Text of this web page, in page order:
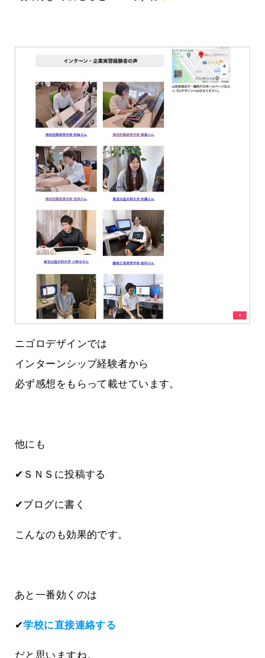
ニゴロデザインでは
インターンシップ経験者から
必ず感想をもらって載せています。
他にも
✔ＳＮＳに投稿する
✔ブログに書く
こんなのも効果的です。
あと一番効くのは
✔学校に直接連絡する
だと思いますね。